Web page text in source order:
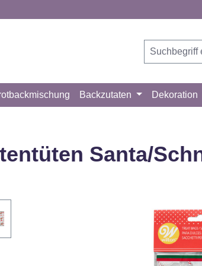
Backzutaten Dekoration
Santa/